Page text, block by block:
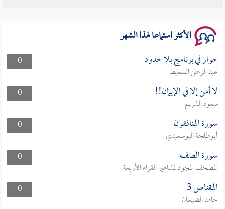
الأكثر استماعا لهذا الشهر
0 حوار في برنامج بلا حدود
عبد الرحمن السميط
0
لا أمن إلا في الإيمان!!
سعود الشريم
0
سورة المنافقون
أبوطلحة البوسعيدي
0
سورة الصف
المصحف المجود لمشاهير القراء الأربعة
0
المقناص 3
حامد الضبعان